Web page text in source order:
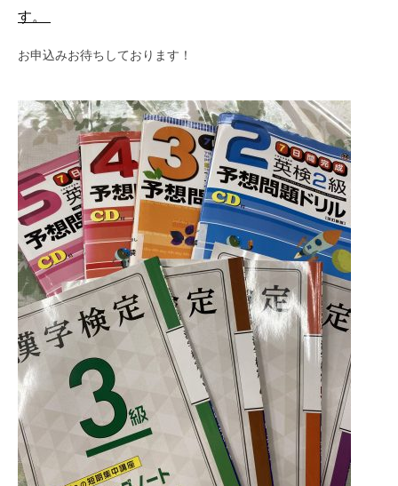
す。
お申込みお待ちしております！